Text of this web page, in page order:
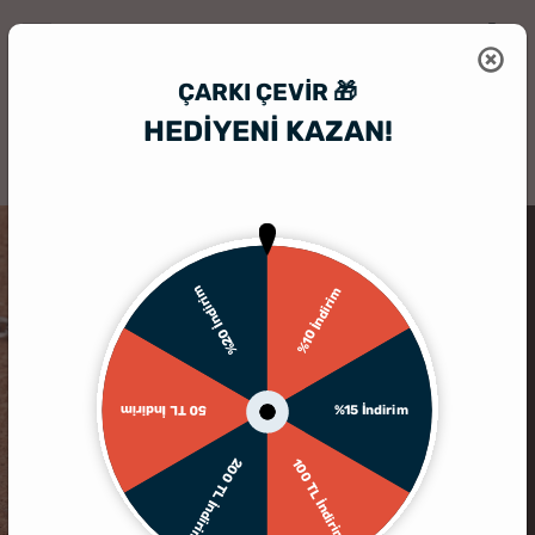
ÇARKI ÇEVIR 🎁
HEDİYENİ KAZAN!
%10 İndirim
%15 İndirim
100 TL İndirim
200 TL İndirim
50 TL İndirim
%20 İndirim